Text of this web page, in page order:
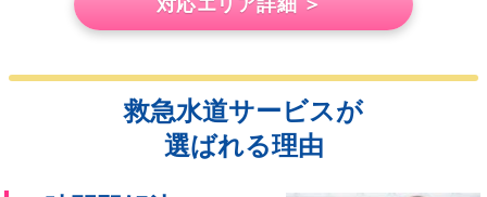
救急水道サービスが
選ばれる理由